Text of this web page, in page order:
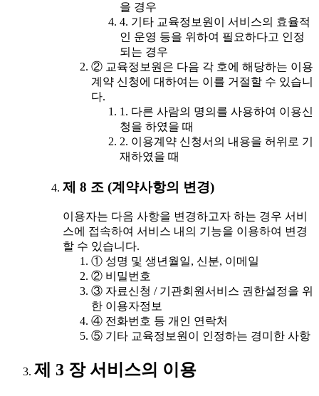
을 경우
4. 기타 교육정보원이 서비스의 효율적
인 운영 등을 위하여 필요하다고 인정
되는 경우
② 교육정보원은 다음 각 호에 해당하는 이용
계약 신청에 대하여는 이를 거절할 수 있습니
다.
1. 다른 사람의 명의를 사용하여 이용신
청을 하였을 때
2. 이용계약 신청서의 내용을 허위로 기
재하였을 때
제 8 조 (계약사항의 변경)
이용자는 다음 사항을 변경하고자 하는 경우 서비
스에 접속하여 서비스 내의 기능을 이용하여 변경
할 수 있습니다.
① 성명 및 생년월일, 신분, 이메일
② 비밀번호
③ 자료신청 / 기관회원서비스 권한설정을 위
한 이용자정보
④ 전화번호 등 개인 연락처
⑤ 기타 교육정보원이 인정하는 경미한 사항
제 3 장 서비스의 이용